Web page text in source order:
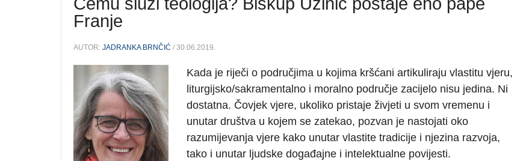
Čemu služi teologija? Biskup Uzinić postaje eho pape
Franje
AUTOR: JADRANKA BRNČIĆ / 30.06.2019.
Kada je riječi o područjima u kojima kršćani artikuliraju vlastitu vjeru,
liturgijsko/sakramentalno i moralno područje zacijelo nisu jedina. Ni
dostatna. Čovjek vjere, ukoliko pristaje živjeti u svom vremenu i
unutar društva u kojem se zatekao, pozvan je nastojati oko
razumijevanja vjere kako unutar vlastite tradicije i njezina razvoja,
tako i unutar ljudske događajne i intelektualne povijesti.